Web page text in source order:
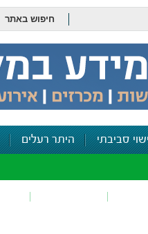
חיפוש באתר
סביבתי היתר רעלים